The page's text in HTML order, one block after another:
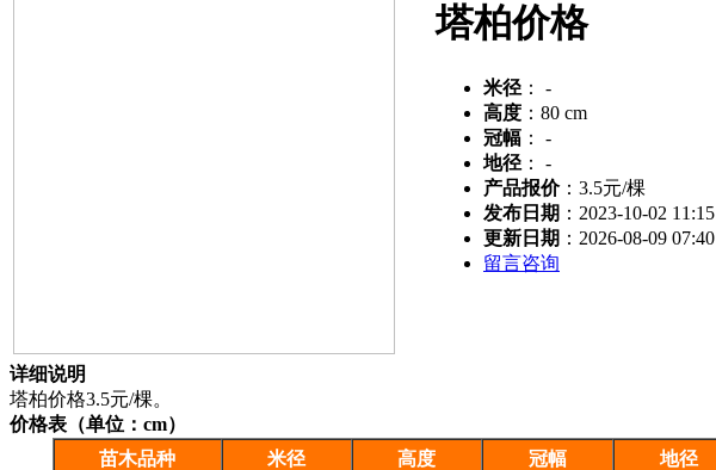
塔柏价格
米径 ：
-
高度 ： 80 cm
冠幅 ：
-
地径 ：
-
产品报价： 3.5元/棵
发布日期 ：2023-10-02 11:15
更新日期 ：2026-08-09 07:40
留言咨询
详细说明
塔柏价格3.5元/棵。
价格表（单位：cm）
苗木品种
米径 高度 冠幅 地径